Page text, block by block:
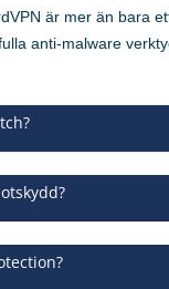
är mer än bara
anti-malware